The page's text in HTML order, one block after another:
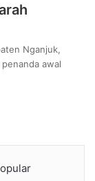
Nganjuk,
awal